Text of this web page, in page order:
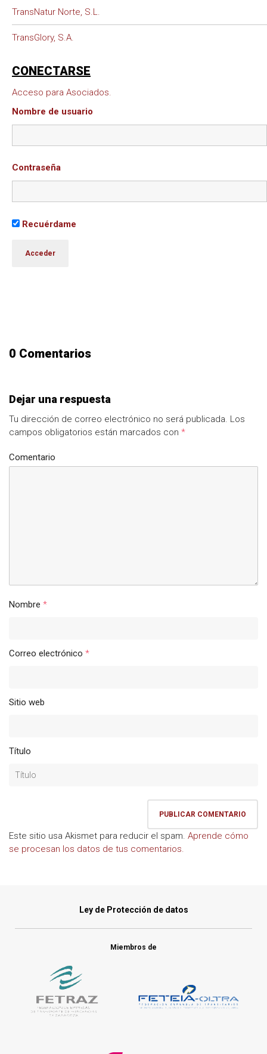
TransNatur Norte, S.L.
TransGlory, S.A.
CONECTARSE
Acceso para Asociados.
Nombre de usuario
Contraseña
Recuérdame
0 Comentarios
Dejar una respuesta
Tu dirección de correo electrónico no será publicada. Los
campos obligatorios están marcados con *
Comentario
Nombre *
Correo electrónico *
Sitio web
Título
Este sitio usa Akismet para reducir el spam. Aprende cómo
se procesan los datos de tus comentarios.
Ley de Protección de datos
Miembros de